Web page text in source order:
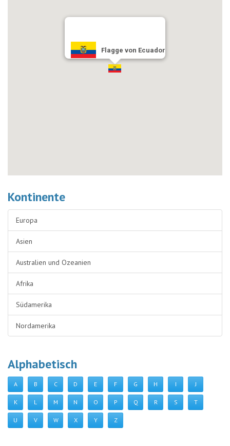
Flagge von Ecuador
Kontinente
Europa
Asien
Australien und Ozeanien
Afrika
Südamerika
Nordamerika
Alphabetisch
A B C D E F G H I J
K L M N O P Q R S T
U V W X Y Z